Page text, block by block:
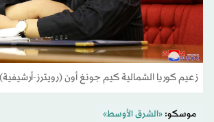
زعيم كوريا الشمالية كيم جونغ أون (رويترز-أرشيفية)
موسكو:«الشرق الأوسط»